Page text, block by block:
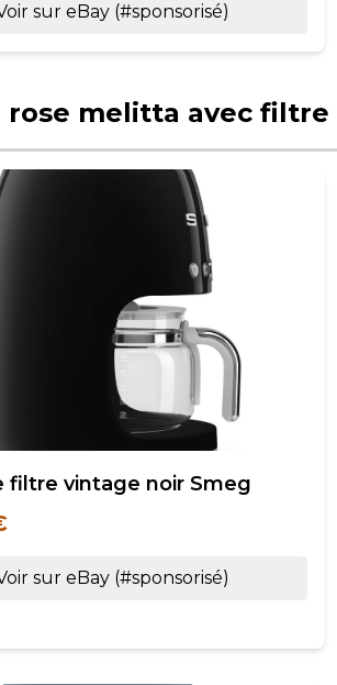
sur eBay (#sponsorisé)
rose melitta avec filtre
filtre vintage noir Smeg
sur eBay (#sponsorisé)